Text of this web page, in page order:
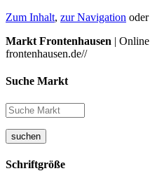
Zum Inhalt, zur Navigation oder
Markt Frontenhausen |
frontenhausen.de//
Suche Markt
suchen
Schriftgröße